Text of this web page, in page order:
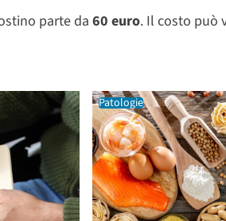
parte da 60 euro. Il costo può
Patologie